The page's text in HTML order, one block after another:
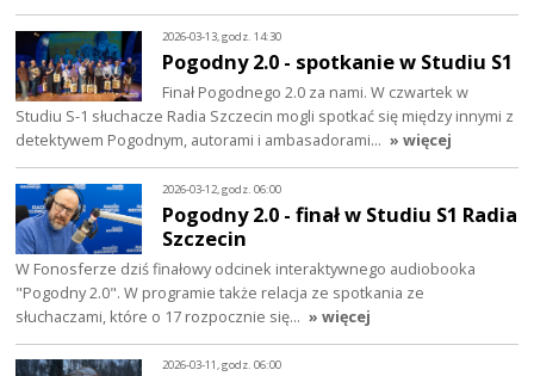
2026-03-13, godz. 14:30
Pogodny 2.0 - spotkanie w Studiu S1
Finał Pogodnego 2.0 za nami. W czwartek w
Studiu S-1 słuchacze Radia Szczecin mogli spotkać się między innymi z
detektywem Pogodnym, autorami i ambasadorami… » więcej
2026-03-12, godz. 06:00
Pogodny 2.0 - finał w Studiu S1 Radia
Szczecin
W Fonosferze dziś finałowy odcinek interaktywnego audiobooka
"Pogodny 2.0". W programie także relacja ze spotkania ze
słuchaczami, które o 17 rozpocznie się… » więcej
2026-03-11, godz. 06:00